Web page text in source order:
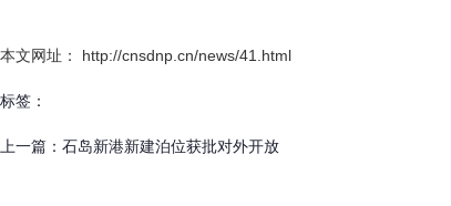
本文网址： http://cnsdnp.cn/news/41.html
标签：
上一篇： 石岛新港新建泊位获批对外开放